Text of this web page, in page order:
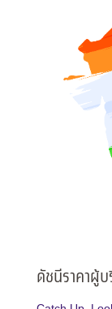
ดัชนีราคาผู้